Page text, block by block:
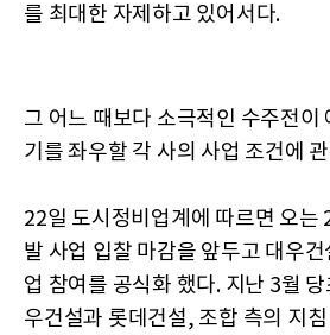
를 최대한 자제하고 있어서다.
그 어느 때보다 소극적인 수주전이
기를 좌우할 각 사의 사업 조건에
22일 도시정비업계에 따르면 오는
발 사업 입찰 마감을 앞두고 대우
업 참여를 공식화 했다. 지난 3월
우건설과 롯데건설, 조합 측의 지침